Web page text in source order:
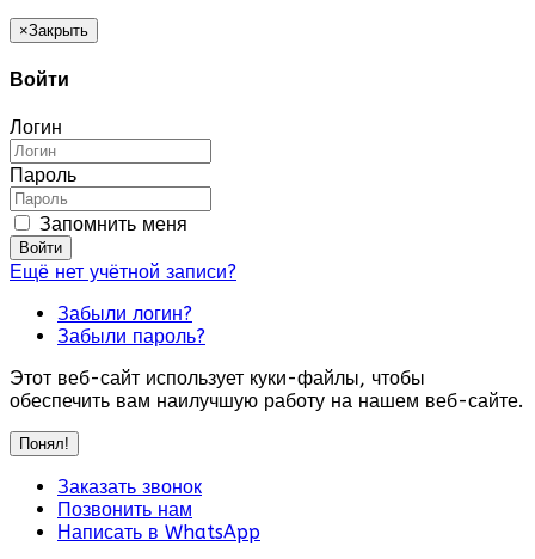
×Закрыть
Войти
Логин
Пароль
Запомнить меня
Войти
Ещё нет учётной записи?
Забыли логин?
Забыли пароль?
Этот веб-сайт использует куки-файлы, чтобы
обеспечить вам наилучшую работу на нашем веб-сайте.
Понял!
Заказать звонок
Позвонить нам
Написать в WhatsApp